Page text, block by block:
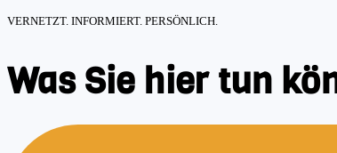
VERNETZT. INFORMIERT. PERSÖNLICH.
Was Sie hier tun